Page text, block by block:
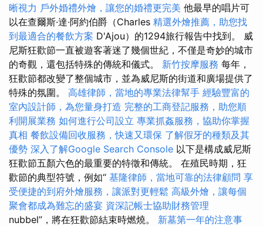
晰視力 戶外婚禮外燴，讓您的婚禮更完美 他最早的唱片可
以在查爾斯·達·阿約伯爵（Charles 精選外燴推薦，助您找
到最適合的餐飲方案 D'Ajou）的1294旅行報告中找到。 威
尼斯狂歡節一直被遊客著迷了幾個世紀，不僅是奇妙的城市
的奇觀，還包括特殊的傳統和儀式。 新竹按摩服務 每年，
狂歡節都改變了整個城市，並為威尼斯的街道和廣場提供了
特殊的氛圍。 高雄律師，當地的專業法律幫手 經驗豐富的
室內設計師，為您量身打造 完整的工商登記服務，助您順
利開展業務 如何進行公司設立 專業抓姦服務，協助你掌握
真相 餐飲設備回收服務，快速又環保 了解假牙的種類及其
優勢 深入了解Google Search Console 以下是構成威尼斯
狂歡節五顏六色的最重要的特徵和傳統。 在殖民時期，狂
歡節的典型符號，例如“ 基隆律師，當地可靠的法律顧問 享
受便捷的到府外燴服務，讓派對更輕鬆 高級外燴，讓每個
聚會都成為難忘的盛宴 資深記帳士協助財務管理
nubbel”，將在狂歡節結束時燃燒。 新墓第一年的注意事